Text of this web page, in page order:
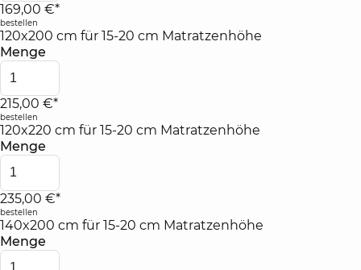
169,00 €*
bestellen
120x200 cm für 15-20 cm Matratzenhöhe
Menge
215,00 €*
bestellen
120x220 cm für 15-20 cm Matratzenhöhe
Menge
235,00 €*
bestellen
140x200 cm für 15-20 cm Matratzenhöhe
Menge